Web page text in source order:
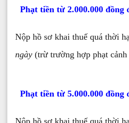
Phạt tiền từ 2.000.000 đồng
Nộp hồ sơ khai thuế quá thời
ngày (trừ trường hợp phạt cảnh
Phạt tiền từ 5.000.000 đồng
Nộp hồ sơ khai thuế quá thời